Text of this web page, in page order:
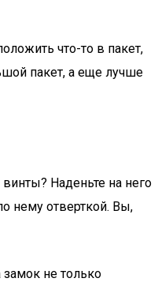
что-то в пакет,
пакет, а еще лучше
Наденьте на него
нему отверткой. Вы,
не только